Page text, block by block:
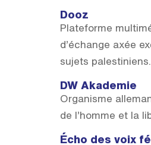
Dooz
Plateforme
d’échange axée
sujets palestiniens.
DW Akademie
Organisme
de l’homme et la
Écho des voix